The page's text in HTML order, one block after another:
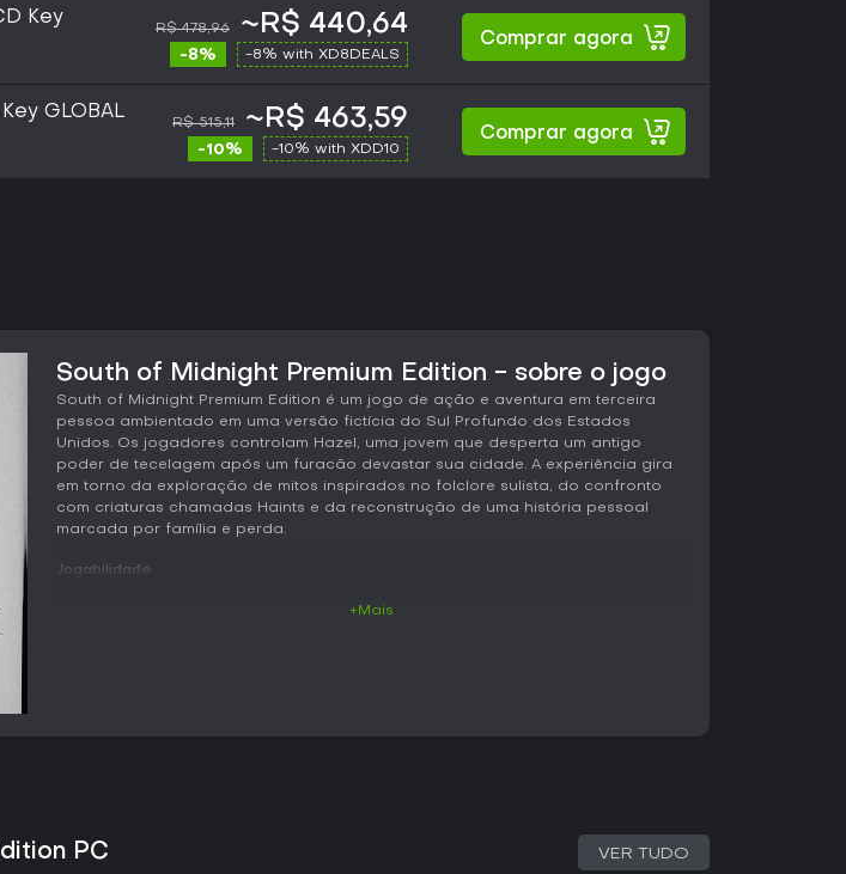
Key
R$ 478,96 ~R$ 440,64
-8% -8% with XD8DEALS
Comprar agora
GLOBAL
R$ 515,11 ~R$ 463,59
-10% -10% with XDD10
Comprar agora
South of Midnight Premium Edition - sobre o jogo
South of Midnight Premium Edition é um jogo de ação e aventura em terceira
pessoa ambientado em uma versão fictícia do Sul Profundo dos Estados
Unidos. Os jogadores controlam Hazel, uma jovem que desperta um antigo
poder de tecelagem após um furacão devastar sua cidade. A experiência gira
em torno da exploração de mitos inspirados no folclore sulista, do confronto
com criaturas chamadas Haints e da reconstrução de uma história pessoal
marcada por família e perda.
Jogabilidade
O jogo mantém um ritmo concentrado em cerca de doze horas, combinando
esses sistemas sem exageros ou desvios em mundo aberto.
+Mais
PC VER TUDO